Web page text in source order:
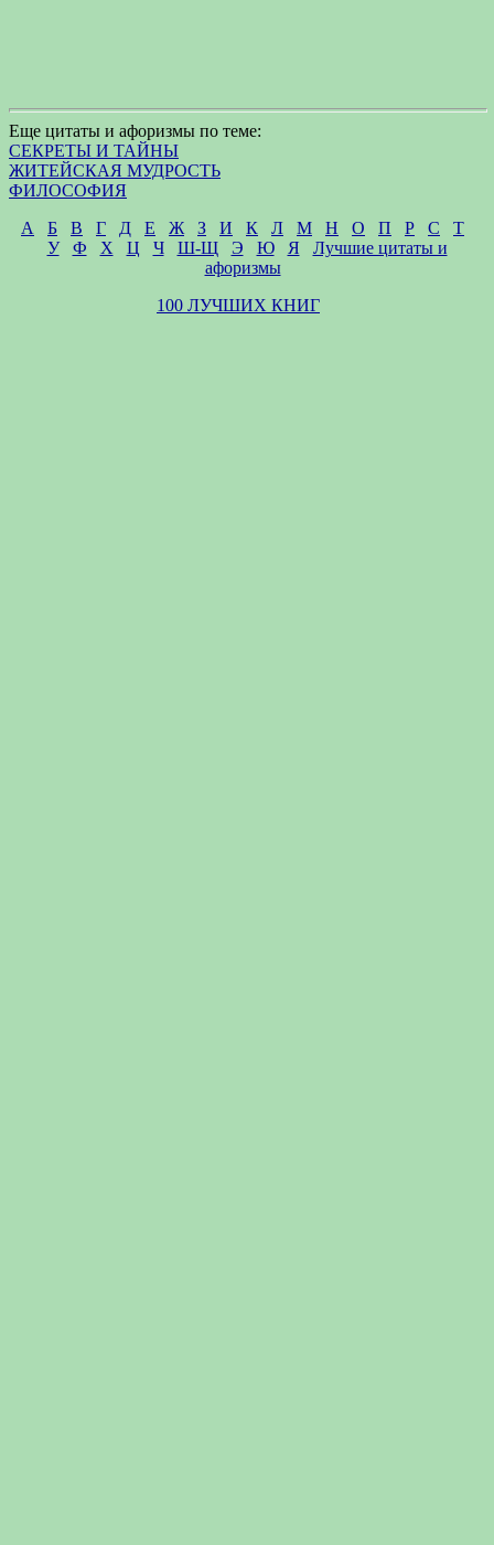
Еще цитаты и афоризмы по теме:
СЕКРЕТЫ И ТАЙНЫ
ЖИТЕЙСКАЯ МУДРОСТЬ
ФИЛОСОФИЯ
А
Б В Г Д Е Ж З И К Л М Н О П Р С
Т
У
Ф Х Ц Ч Ш-Щ Э Ю Я
Лучшие цитаты и
афоризмы
100 ЛУЧШИХ КНИГ